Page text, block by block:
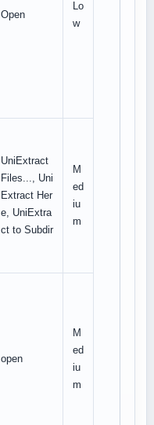
Open
Lo
w
UniExtract
Files..., Uni
Extract Her
e, UniExtra
ct to Subdir
M
ed
iu
m
open
M
ed
iu
m